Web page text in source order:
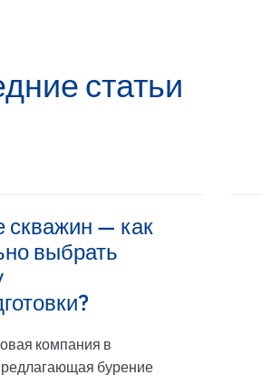
статьи
скважин — как
выбрать
компания в
бурение